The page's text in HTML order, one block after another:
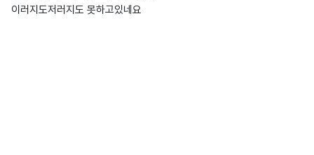
이러지도저러지도 못하고있네요